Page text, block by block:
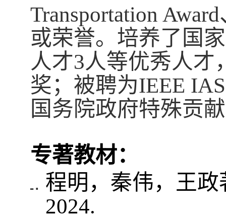
Transportation Award
或荣誉。培养了国
人才3人等优秀人才
奖；被聘为IEEE
国务院政府特殊贡
专著教材：
程明，秦伟，王政
2024.